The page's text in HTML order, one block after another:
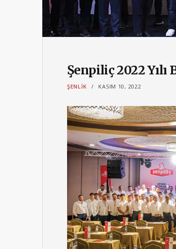
Şenpiliç 2022
ŞENLIK KASIM 10, 2022